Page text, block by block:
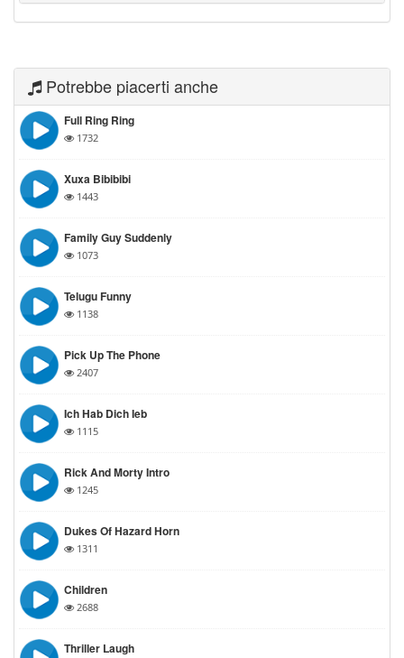
Potrebbe piacerti anche
Full Ring Ring
1732
Xuxa Bibibibi
1443
Family Guy Suddenly
1073
Telugu Funny
1138
Pick Up The Phone
2407
Ich Hab Dich Ieb
1115
Rick And Morty Intro
1245
Dukes Of Hazard Horn
1311
Children
2688
Thriller Laugh